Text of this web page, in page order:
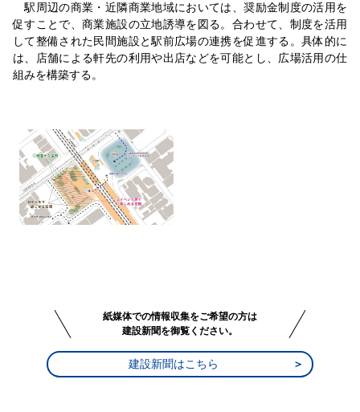
駅周辺の商業・近隣商業地域においては、奨励金制度の活用を
促すことで、商業施設の立地誘導を図る。合わせて、制度を活用
して整備された民間施設と駅前広場の連携を促進する。具体的に
は、店舗による軒先の利用や出店などを可能とし、広場活用の仕
組みを構築する。
紙媒体での情報収集をご希望の方は
建設新聞を御覧ください。
建設新聞はこちら